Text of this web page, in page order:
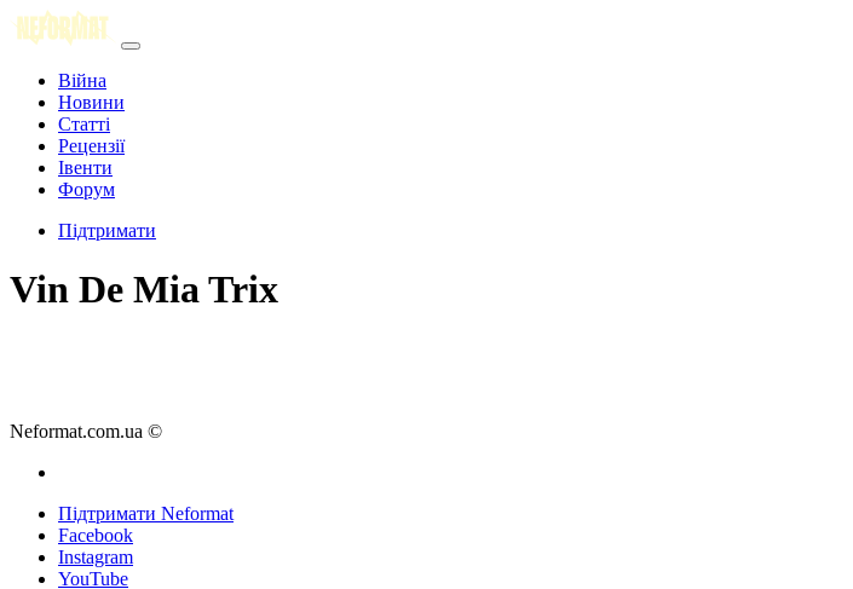
Війна
Новини
Статті
Рецензії
Івенти
Форум
Підтримати
Vin De Mia Trix
Neformat.com.ua ©
Підтримати Neformat
Facebook
Instagram
YouTube